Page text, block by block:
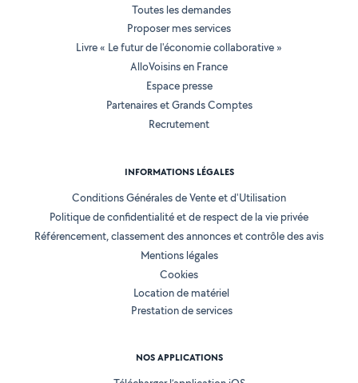
Toutes les demandes
Proposer mes services
Livre « Le futur de l'économie collaborative »
AlloVoisins en France
Espace presse
Partenaires et Grands Comptes
Recrutement
INFORMATIONS LÉGALES
Conditions Générales de Vente et d'Utilisation
Politique de confidentialité et de respect de la vie privée
Référencement, classement des annonces et contrôle des avis
Mentions légales
Cookies
Location de matériel
Prestation de services
NOS APPLICATIONS